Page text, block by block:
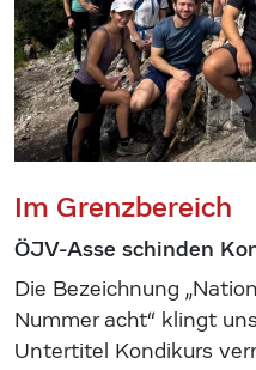
Im Grenzbereich
ÖJV-Asse schinden
Die Bezeichnung
Nummer acht“ klingt
Untertitel Kondikurs